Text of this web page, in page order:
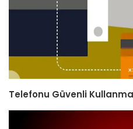
Telefonu Güvenli